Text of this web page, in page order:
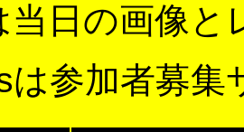
当日の画像
は参加者募